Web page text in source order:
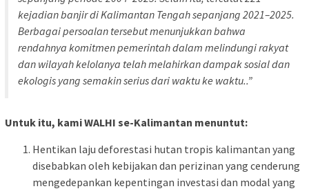
kejadian banjir di Kalimantan Tengah sepanjang 2021–2025.
Berbagai persoalan tersebut menunjukkan bahwa
rendahnya komitmen pemerintah dalam melindungi rakyat
dan wilayah kelolanya telah melahirkan dampak sosial dan
ekologis yang semakin serius dari waktu ke waktu..”
Untuk itu, kami WALHI se-Kalimantan menuntut:
Hentikan laju deforestasi hutan tropis kalimantan yang
disebabkan oleh kebijakan dan perizinan yang cenderung
mengedepankan kepentingan investasi dan modal yang